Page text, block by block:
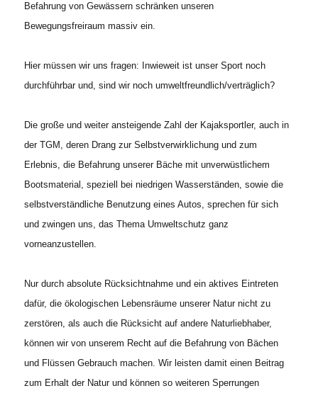
Befahrung von Gewässern schränken unseren
Bewegungsfreiraum massiv ein.
Hier müssen wir uns fragen: Inwieweit ist unser Sport noch
durchführbar und, sind wir noch umweltfreundlich/verträglich?
Die große und weiter ansteigende Zahl der Kajaksportler, auch in
der TGM, deren Drang zur Selbstverwirklichung und zum
Erlebnis, die Befahrung unserer Bäche mit unverwüstlichem
Bootsmaterial, speziell bei niedrigen Wasserständen, sowie die
selbstverständliche Benutzung eines Autos, sprechen für sich
und zwingen uns, das Thema Umweltschutz ganz
vorneanzustellen.
Nur durch absolute Rücksichtnahme und ein aktives Eintreten
dafür, die ökologischen Lebensräume unserer Natur nicht zu
zerstören, als auch die Rücksicht auf andere Naturliebhaber,
können wir von unserem Recht auf die Befahrung von Bächen
und Flüssen Gebrauch machen. Wir leisten damit einen Beitrag
zum Erhalt der Natur und können so weiteren Sperrungen